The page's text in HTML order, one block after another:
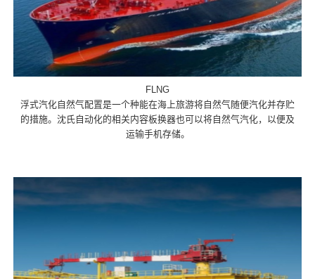
FLNG
浮式汽化自然气配置是一个种能在海上旅游将自然气随便汽化并存贮
的措施。沈氏自动化的相关内容板换器也可以将自然气汽化，以便及
运输手机存储。